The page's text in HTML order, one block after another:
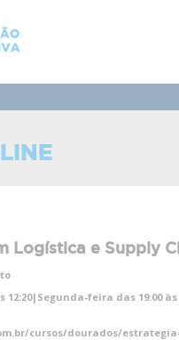
Logística e Supply
12:20|Segunda-feira das 19:00
cursos/dourados/